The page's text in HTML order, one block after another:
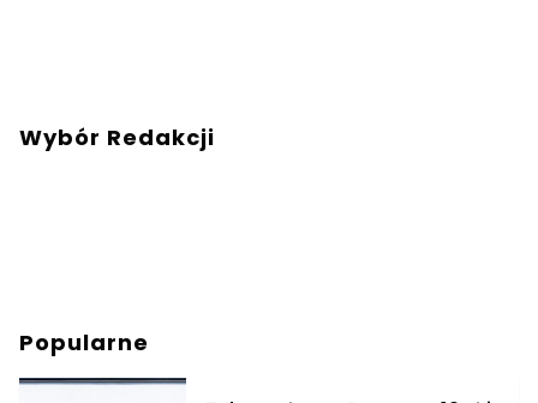
Wybór Redakcji
Popularne